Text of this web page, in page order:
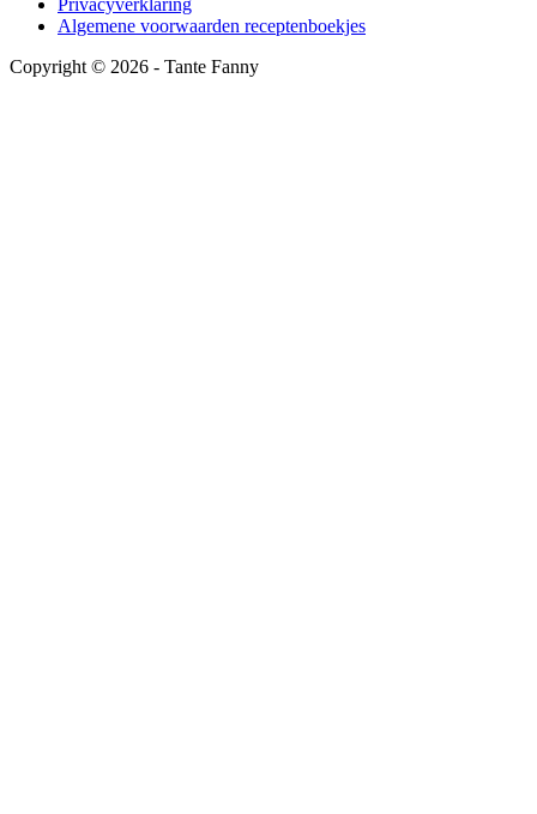
Privacyverklaring
Algemene voorwaarden receptenboekjes
Copyright © 2026 - Tante Fanny